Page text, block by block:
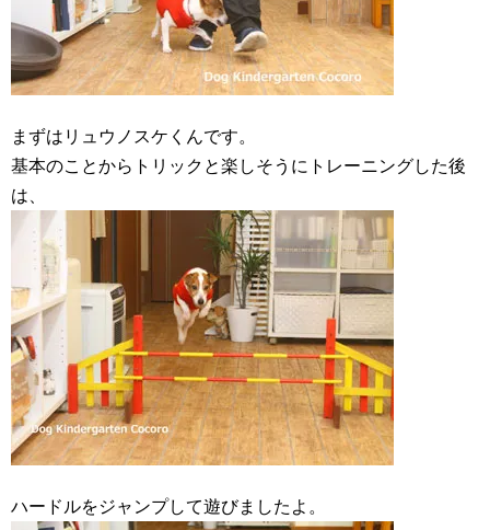
まずはリュウノスケくんです。
基本のことからトリックと楽しそうにトレーニングした後
は、
ハードルをジャンプして遊びましたよ。